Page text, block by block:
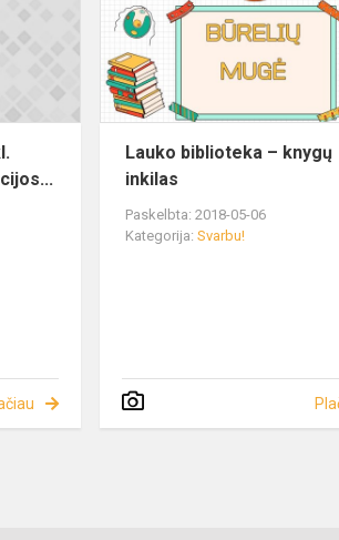
Lauko biblioteka – knygų
inkilas
Paskelbta: 2018-05-06
Kategorija:Svarbu!